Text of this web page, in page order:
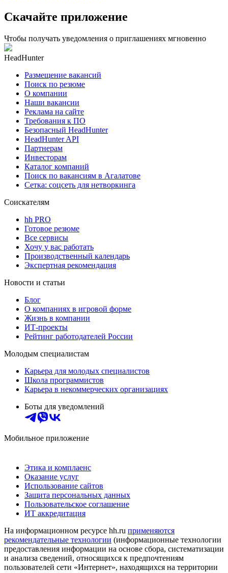
Скачайте приложение
Чтобы получать уведомления о приглашениях мгновенно
HeadHunter
Размещение вакансий
Поиск по резюме
О компании
Наши вакансии
Реклама на сайте
Требования к ПО
Безопасный HeadHunter
HeadHunter API
Партнерам
Инвесторам
Каталог компаний
Поиск по вакансиям в Агалатове
Сетка: соцсеть для нетворкинга
Соискателям
hh PRO
Готовое резюме
Все сервисы
Хочу у вас работать
Производственный календарь
Экспертная рекомендация
Новости и статьи
Блог
О компаниях в игровой форме
Жизнь в компании
ИТ-проекты
Рейтинг работодателей России
Молодым специалистам
Карьера для молодых специалистов
Школа программистов
Карьера в некоммерческих организациях
Боты для уведомлений
Мобильное приложение
Этика и комплаенс
Оказание услуг
Использование сайтов
Защита персональных данных
Пользовательское соглашение
ИТ аккредитация
На информационном ресурсе hh.ru применяются
рекомендательные технологии (информационные технологии
предоставления информации на основе сбора, систематизации
и анализа сведений, относящихся к предпочтениям
пользователей сети «Интернет», находящихся на территории